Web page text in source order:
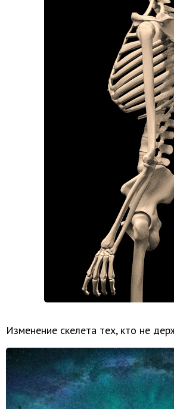
Изменение скелета тех, кто не